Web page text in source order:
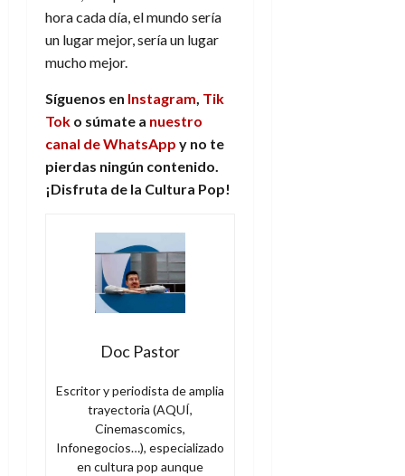
hora cada día, el mundo sería
un lugar mejor, sería un lugar
mucho mejor.
Síguenos en Instagram Tik
Tok o súmate a nuestro
canal de WhatsApp y no te
pierdas ningún contenido.
¡Disfruta de la Cultura Pop!
Doc Pastor
Escritor y periodista de amplia
trayectoria (AQUÍ,
Cinemascomics,
Infonegocios…), especializado
en cultura pop aunque